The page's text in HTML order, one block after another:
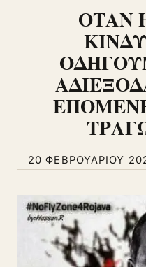
ΟΤΑΝ
20 ΦΕΒΡΟΥΑΡΊΟΥ